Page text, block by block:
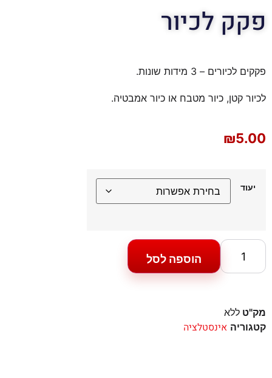
פקק לכיור
פקקים לכיורים – 3 מידות שונות.
לכיור קטן, כיור מטבח או כיור אמבטיה.
₪5.00
יעוד
הוספה לסל
מק"ט ללא
קטגוריה אינסטלציה